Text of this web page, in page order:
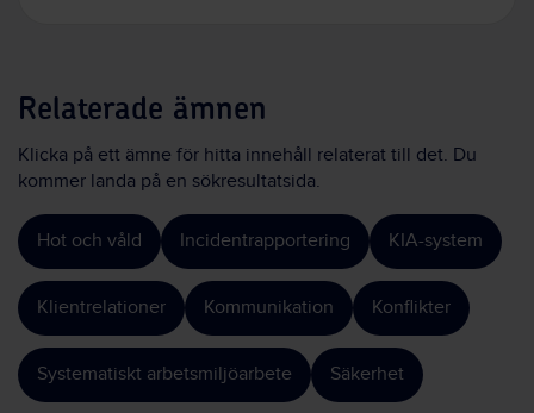
Relaterade ämnen
Klicka på ett ämne för hitta innehåll relaterat till det. Du
kommer landa på en sökresultatsida.
Hot och våld Incidentrapportering KIA-system
Klientrelationer Kommunikation Konflikter
Systematiskt arbetsmiljöarbete Säkerhet